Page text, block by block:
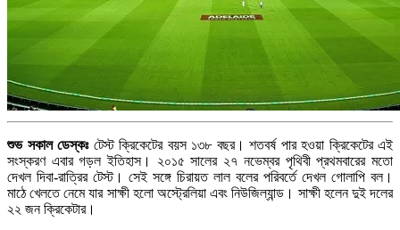
শুভ সকাল ডেস্কঃটেস্ট ক্রিকেটের বয়স ১৩৮ বছর। শতবর্ষ পার হওয়া ক্রিকেটের এই
সংস্করণ এবার গড়ল ইতিহাস। ২০১৫ সালের ২৭ নভেম্বর পৃথিবী প্রথমবারের মতো
দেখল দিবা-রাত্রির টেস্ট। সেই সঙ্গে চিরায়ত লাল বলের পরিবর্তে দেখল গোলাপি বল।
মাঠে খেলতে নেমে যার সাক্ষী হলো অস্ট্রেলিয়া এবং নিউজিল্যান্ড। সাক্ষী হলেন দুই দলের
২২ জন ক্রিকেটার।